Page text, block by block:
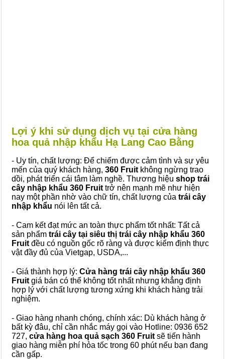
Lợi ý khi sử dụng dịch vụ tại cửa hàng
hoa quả nhập khẩu Hạ Lang Cao Bằng
- Uy tín, chất lượng: Để chiếm được cảm tình và sự yêu
mến của quý khách hàng, 360 Fruit không ngừng trao
dồi, phát triển cái tâm làm nghề. Thương hiệu shop trái
cây nhập khẩu 360 Fruit trở nên mạnh mẽ như hiện
nay một phần nhờ vào chữ tín, chất lượng của trái cây
nhập khẩu nói lên tất cả.
- Cam kết đạt mức an toàn thực phẩm tốt nhất: Tất cả
sản phẩm trái cây tại siêu thị trái cây nhập khẩu 360
Fruit đều có nguồn gốc rõ ràng và được kiểm định thực
vật đầy đủ của Vietgap, USDA,...
- Giá thành hợp lý: Cửa hàng trái cây nhập khẩu 360
Fruit giá bán có thể không tốt nhất nhưng khẳng định
hợp lý với chất lượng tương xứng khi khách hàng trải
nghiệm.
- Giao hàng nhanh chóng, chính xác: Dù khách hàng ở
bất kỳ đâu, chỉ cần nhắc máy gọi vào Hotline: 0936 652
727, cửa hàng hoa quả sạch 360 Fruit sẽ tiến hành
giao hàng miễn phí hỏa tốc trong 60 phút nếu bạn đang
cần gấp.